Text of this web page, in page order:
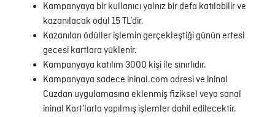
Kampanyaya bir kullanıcı yalnız bir defa katılabilir ve
kazanılacak ödül 15 TL’dir.
Kazanılan ödüller işlemin gerçekleştiği günün ertesi
gecesi kartlara yüklenir.
Kampanyaya katılım 3000 kişi ile sınırlıdır.
Kampanyaya sadece ininal.com adresi ve ininal
Cüzdan uygulamasına eklenmiş fiziksel veya sanal
ininal Kart’larla yapılmış işlemler dahil edilecektir.